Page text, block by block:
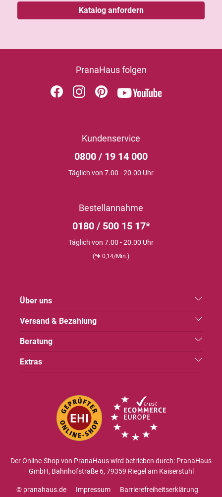
Katalog anfordern
PranaHaus folgen
Kundenservice
0800 / 19 14 000
Täglich von 7.00 - 20.00 Uhr
Bestellannahme
0180 / 500 15 17*
Täglich von 7.00 - 20.00 Uhr
(*€ 0,14/Min.)
Über uns
Versand & Bezahlung
Beratung
Extras
Der Online-Shop von PranaHaus wird betrieben durch: PranaHaus
GmbH, Bahnhofstraße 6, 79359 Riegel am Kaiserstuhl
© pranahaus.de Impressum
Barrierefreiheitserklärung